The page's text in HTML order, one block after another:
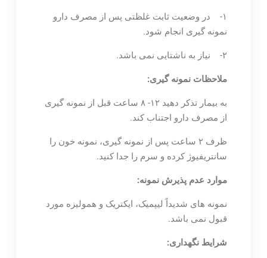
۱- در وضعیت ثابت غلظتی پس از مصرف دارو
نمونه گیری انجام شود.
۲- نیاز به ناشتایی نمی باشد.
ملاحظات نمونه گیری:
به بیمار تذکر دهید ۱۲- ۸ ساعت قبل از نمونه گیری
از مصرف دارو اجتناب کند.
ظرف ۲ ساعت پس از نمونه گیری، نمونه خون را
سانتریفیوژ کرده و سرم را جدا کنید.
موارد عدم پذیرش نمونه:
نمونه های شدیداً لیپمیک، ایکتریک و همولیزه مورد
قبول نمی باشد.
شرایط نگهداری: